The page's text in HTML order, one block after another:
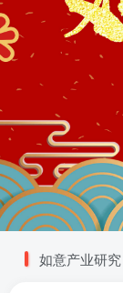
如意产业研究